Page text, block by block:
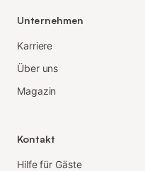
Unternehmen
Karriere
Über uns
Magazin
Kontakt
Hilfe für Gäste